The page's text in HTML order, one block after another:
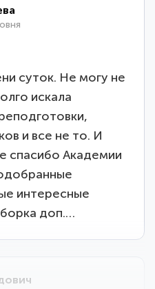
суток. Не могу не
искала
и все не то. И
спасибо Академии
интересные
доп.…